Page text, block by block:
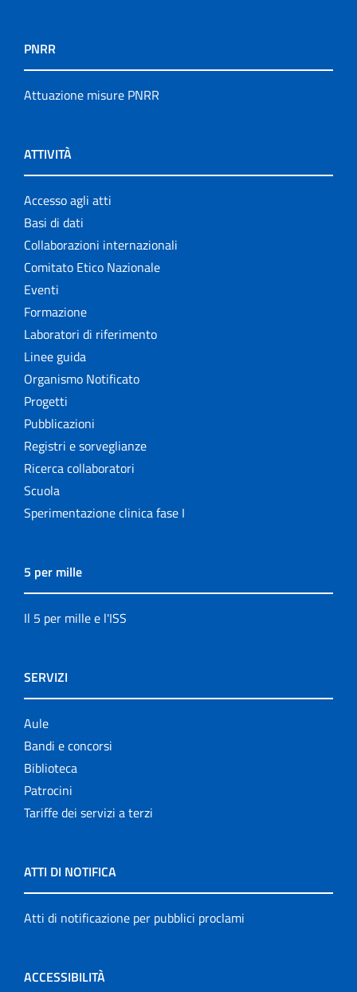
PNRR
Attuazione misure PNRR
ATTIVITÀ
Accesso agli atti
Basi di dati
Collaborazioni internazionali
Comitato Etico Nazionale
Eventi
Formazione
Laboratori di riferimento
Linee guida
Organismo Notificato
Progetti
Pubblicazioni
Registri e sorveglianze
Ricerca collaboratori
Scuola
Sperimentazione clinica fase I
5 per mille
Il 5 per mille e l'ISS
SERVIZI
Aule
Bandi e concorsi
Biblioteca
Patrocini
Tariffe dei servizi a terzi
ATTI DI NOTIFICA
Atti di notificazione per pubblici proclami
ACCESSIBILITÀ